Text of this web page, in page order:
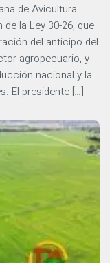
de Avicultura
la Ley 30-26, que
del anticipo del
agropecuario, y
nacional y la
El presidente […]